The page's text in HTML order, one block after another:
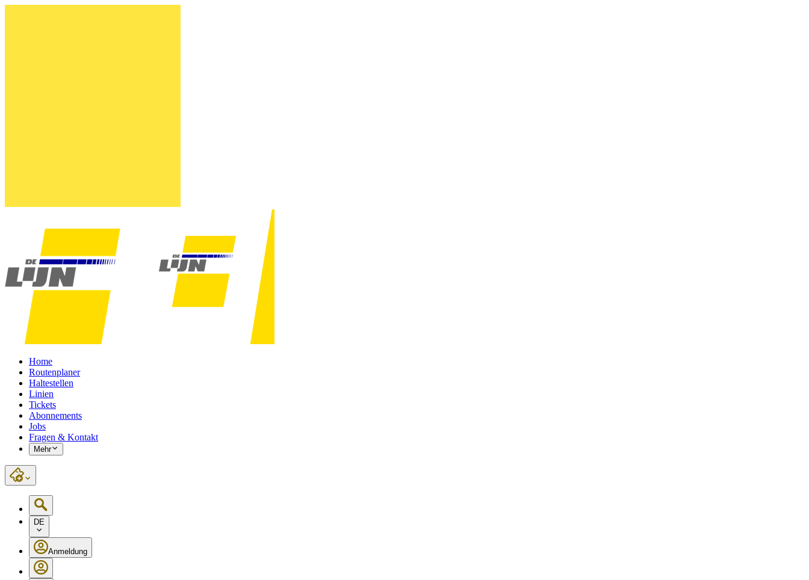
Home
Routenplaner
Haltestellen
Linien
Tickets
Abonnements
Jobs
Fragen & Kontakt
Mehr
DE
Anmeldung